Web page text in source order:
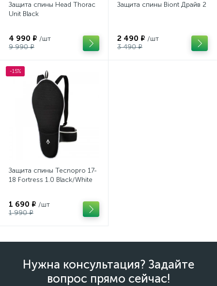
Защита спины Head Thorac
Unit Black
4 990 ₽ /шт
9 990 ₽
Защита спины Biont Драйв 2
2 490 ₽ /шт
3 490 ₽
-15%
Защита спины Tecnopro 17-
18 Fortress 1.0 Black/White
1 690 ₽ /шт
1 990 ₽
Нужна консультация? Задайте
вопрос прямо сейчас!